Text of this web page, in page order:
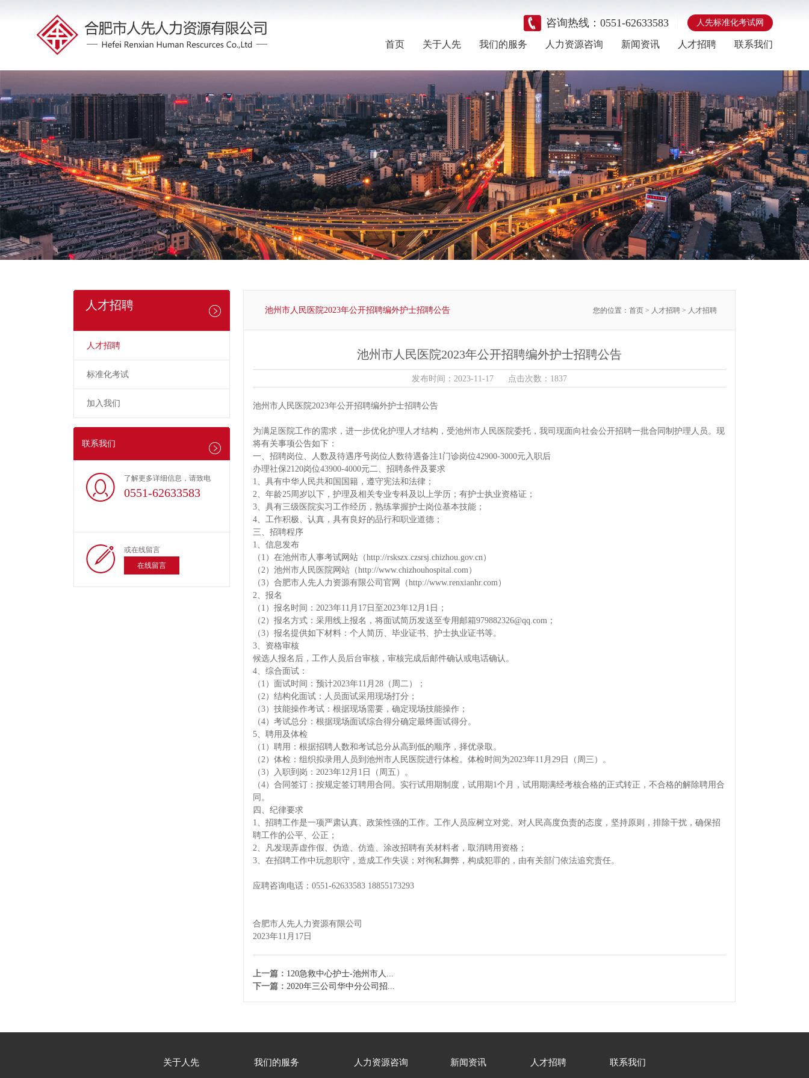
咨询热线：0551-62633583 人先标准化考试网
首页 关于人先 我们的服务 人力资源咨询 新闻资讯 人才招聘 联系我们
人才招聘
人才招聘
标准化考试
加入我们
联系我们
了解更多详细信息，请致电
0551-62633583
或在线留言
在线留言
池州市人民医院2023年公开招聘编外护士招聘公告 您的位置： 首页 > 人才招聘 > 人才招聘
池州市人民医院2023年公开招聘编外护士招聘公告
发布时间：2023-11-17 点击次数：1837
池州市人民医院2023年公开招聘编外护士招聘公告
为满足医院工作的需求，进一步优化护理人才结构，受池州市人民医院委托，我司现面向社会公开招聘一批合同制护理人员。现
将有关事项公告如下：
一、招聘岗位、人数及待遇序号岗位人数待遇备注1门诊岗位42900-3000元入职后
办理社保2120岗位43900-4000元二、招聘条件及要求
1、具有中华人民共和国国籍，遵守宪法和法律；
2、年龄25周岁以下，护理及相关专业专科及以上学历；有护士执业资格证；
3、具有三级医院实习工作经历，熟练掌握护士岗位基本技能；
4、工作积极、认真，具有良好的品行和职业道德；
三、招聘程序
1、信息发布
（1）在池州市人事考试网站（http://rskszx.czsrsj.chizhou.gov.cn）
（2）池州市人民医院网站（http://www.chizhouhospital.com）
（3）合肥市人先人力资源有限公司官网（http://www.renxianhr.com）
2、报名
（1）报名时间：2023年11月17日至2023年12月1日；
（2）报名方式：采用线上报名，将面试简历发送至专用邮箱979882326@qq.com；
（3）报名提供如下材料：个人简历、毕业证书、护士执业证书等。
3、资格审核
候选人报名后，工作人员后台审核，审核完成后邮件确认或电话确认。
4、综合面试：
（1）面试时间：预计2023年11月28（周二）；
（2）结构化面试：人员面试采用现场打分；
（3）技能操作考试：根据现场需要，确定现场技能操作；
（4）考试总分：根据现场面试综合得分确定最终面试得分。
5、聘用及体检
（1）聘用：根据招聘人数和考试总分从高到低的顺序，择优录取。
（2）体检：组织拟录用人员到池州市人民医院进行体检。体检时间为2023年11月29日（周三）。
（3）入职到岗：2023年12月1日（周五）。
（4）合同签订：按规定签订聘用合同。实行试用期制度，试用期1个月，试用期满经考核合格的正式转正，不合格的解除聘用合
同。
四、纪律要求
1、招聘工作是一项严肃认真、政策性强的工作。工作人员应树立对党、对人民高度负责的态度，坚持原则，排除干扰，确保招
聘工作的公平、公正；
2、凡发现弄虚作假、伪造、仿造、涂改招聘有关材料者，取消聘用资格；
3、在招聘工作中玩忽职守，造成工作失误；对徇私舞弊，构成犯罪的，由有关部门依法追究责任。
应聘咨询电话：0551-62633583 18855173293
合肥市人先人力资源有限公司
2023年11月17日
上一篇： 120急救中心护士-池州市人...
下一篇： 2020年三公司华中分公司招...
关于人先 我们的服务 人力资源咨询 新闻资讯 人才招聘 联系我们